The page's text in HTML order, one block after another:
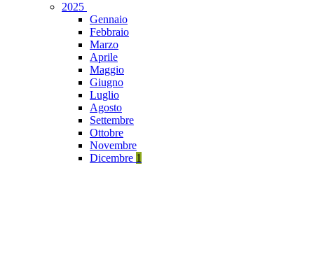
2025
Gennaio
Febbraio
Marzo
Aprile
Maggio
Giugno
Luglio
Agosto
Settembre
Ottobre
Novembre
Dicembre 1